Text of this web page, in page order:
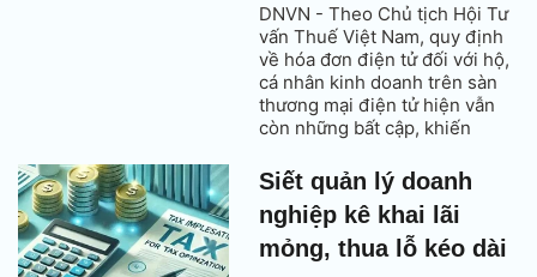
DNVN - Theo Chủ tịch Hội Tư
vấn Thuế Việt Nam, quy định
về hóa đơn điện tử đối với hộ,
cá nhân kinh doanh trên sàn
thương mại điện tử hiện vẫn
còn những bất cập, khiến
phí mua hóa đơn điện tử, mất
nhiều thời gian thao tác và làm
tăng chi phí tuân thủ nhưng
không mang lại nhiều giá trị
trong công tác quản lý thuế.
Siết quản lý doanh
nghiệp kê khai lãi
mỏng, thua lỗ kéo dài